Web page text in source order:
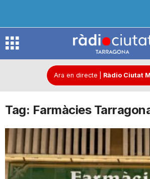
R
d
o
Ara en directe Ràdio Ciutat
Tag: Farmàcies